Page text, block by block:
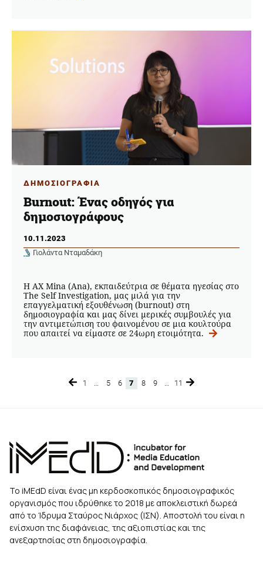
ΔΗΜΟΣΙΟΓΡΑΦΙΑ
Burnout: Ένας οδηγός για
δημοσιογράφους
10.11.2023
Γιολάντα Νταμαδάκη
Η AX Mina (Ana), εκπαιδεύτρια σε θέματα ηγεσίας στο
The Self Investigation, μας μιλά για την
επαγγελματική εξουθένωση (burnout) στη
δημοσιογραφία και μας δίνει μερικές συμβουλές για
την αντιμετώπιση του φαινομένου σε μια κουλτούρα
που απαιτεί να είμαστε σε 24ωρη ετοιμότητα.
Page
1 … Page
5 Page
6 Page
7 Page
8 Page
9 … Page
11
Το iMEdD είναι ένας μη κερδοσκοπικός δημοσιογραφικός
οργανισμός που ιδρύθηκε το 2018 με αποκλειστική δωρεά
από το Ίδρυμα Σταύρος Νιάρχος (ΙΣΝ). Αποστολή του είναι η
ενίσχυση της διαφάνειας, της αξιοπιστίας και της
ανεξαρτησίας στη δημοσιογραφία.